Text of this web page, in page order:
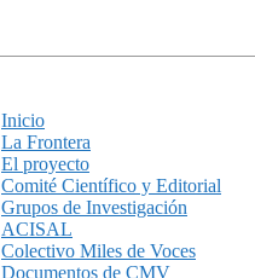
Inicio
La Frontera
El proyecto
Comité Científico y Editorial
Grupos de Investigación
ACISAL
Colectivo Miles de Voces
Documentos de CMV